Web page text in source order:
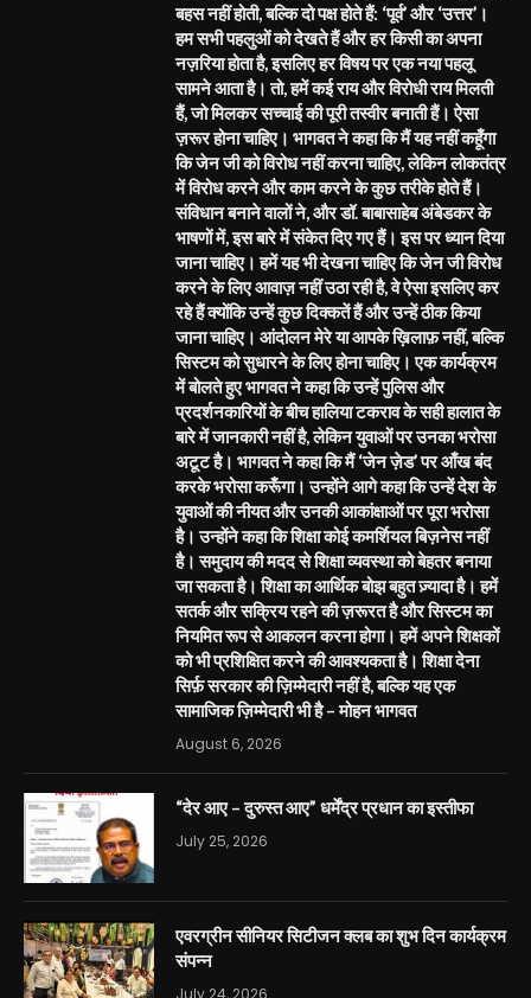
बहस नहीं होती, बल्कि दो पक्ष होते हैं: ‘पूर्व’ और ‘उत्तर’।
हम सभी पहलुओं को देखते हैं और हर किसी का अपना
नज़रिया होता है, इसलिए हर विषय पर एक नया पहलू
सामने आता है। तो, हमें कई राय और विरोधी राय मिलती
हैं, जो मिलकर सच्चाई की पूरी तस्वीर बनाती हैं। ऐसा
ज़रूर होना चाहिए। भागवत ने कहा कि मैं यह नहीं कहूँगा
कि जेन जी को विरोध नहीं करना चाहिए, लेकिन लोकतंत्र
में विरोध करने और काम करने के कुछ तरीके होते हैं।
संविधान बनाने वालों ने, और डॉ. बाबासाहेब अंबेडकर के
भाषणों में, इस बारे में संकेत दिए गए हैं। इस पर ध्यान दिया
जाना चाहिए। हमें यह भी देखना चाहिए कि जेन जी विरोध
करने के लिए आवाज़ नहीं उठा रही है, वे ऐसा इसलिए कर
रहे हैं क्योंकि उन्हें कुछ दिक्कतें हैं और उन्हें ठीक किया
जाना चाहिए। आंदोलन मेरे या आपके ख़िलाफ़ नहीं, बल्कि
सिस्टम को सुधारने के लिए होना चाहिए। एक कार्यक्रम
में बोलते हुए भागवत ने कहा कि उन्हें पुलिस और
प्रदर्शनकारियों के बीच हालिया टकराव के सही हालात के
बारे में जानकारी नहीं है, लेकिन युवाओं पर उनका भरोसा
अटूट है। भागवत ने कहा कि मैं ‘जेन ज़ेड’ पर आँख बंद
करके भरोसा करूँगा। उन्होंने आगे कहा कि उन्हें देश के
युवाओं की नीयत और उनकी आकांक्षाओं पर पूरा भरोसा
है। उन्होंने कहा कि शिक्षा कोई कमर्शियल बिज़नेस नहीं
है। समुदाय की मदद से शिक्षा व्यवस्था को बेहतर बनाया
जा सकता है। शिक्षा का आर्थिक बोझ बहुत ज़्यादा है। हमें
सतर्क और सक्रिय रहने की ज़रूरत है और सिस्टम का
नियमित रूप से आकलन करना होगा। हमें अपने शिक्षकों
को भी प्रशिक्षित करने की आवश्यकता है। शिक्षा देना
सिर्फ़ सरकार की ज़िम्मेदारी नहीं है, बल्कि यह एक
सामाजिक ज़िम्मेदारी भी है – मोहन भागवत
August 6, 2026
“देर आए – दुरुस्त आए” धर्मेंद्र प्रधान का इस्तीफा
July 25, 2026
एवरग्रीन सीनियर सिटीजन क्लब का शुभ दिन कार्यक्रम
संपन्न
July 24, 2026